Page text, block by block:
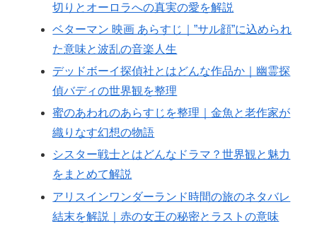
切りとオーロラへの真実の愛を解説
ベターマン 映画 あらすじ｜”サル顔”に込められ
た意味と波乱の音楽人生
デッドボーイ探偵社とはどんな作品か｜幽霊探
偵バディの世界観を整理
蜜のあわれのあらすじを整理｜金魚と老作家が
織りなす幻想の物語
シスター戦士とはどんなドラマ？世界観と魅力
をまとめて解説
アリスインワンダーランド時間の旅のネタバレ
結末を解説｜赤の女王の秘密とラストの意味